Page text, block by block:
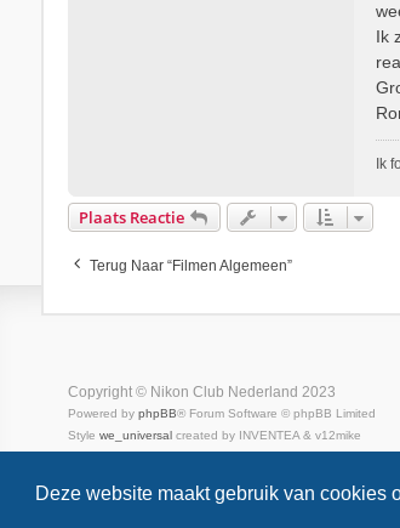
Deze website maakt gebruik van cookies
Ik
Ik
Plaats Reactie
Terug Naar “Filmen Algemeen”
Copyright © Nikon Club Nederland 2023
Powered by phpBB® Forum Software © phpBB Limited
Style we_universalcreated by INVENTEA & v12mike